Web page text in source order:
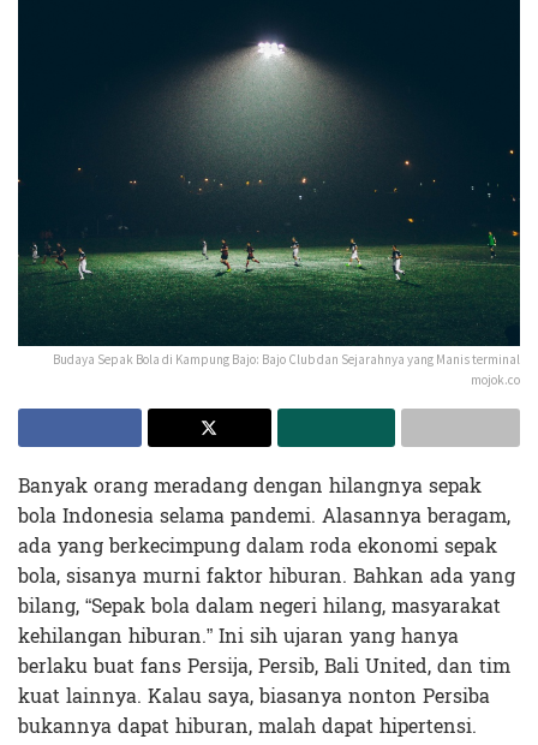
Budaya Sepak Bola di Kampung Bajo: Bajo Club dan Sejarahnya yang Manis terminal
mojok.co
Banyak orang meradang dengan hilangnya sepak
bola Indonesia selama pandemi. Alasannya beragam,
ada yang berkecimpung dalam roda ekonomi sepak
bola, sisanya murni faktor hiburan. Bahkan ada yang
bilang, “Sepak bola dalam negeri hilang, masyarakat
kehilangan hiburan.” Ini sih ujaran yang hanya
berlaku buat fans Persija, Persib, Bali United, dan tim
kuat lainnya. Kalau saya, biasanya nonton Persiba
bukannya dapat hiburan, malah dapat hipertensi.